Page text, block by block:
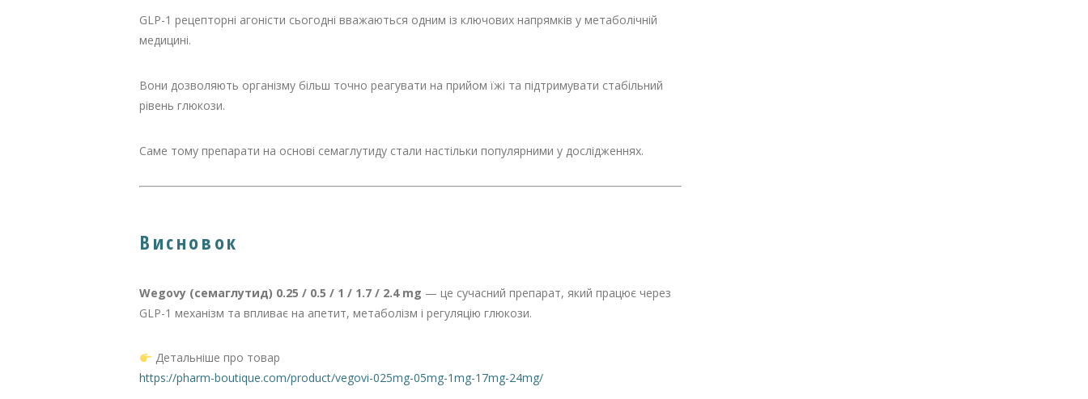
GLP-1 рецепторні агоністи сьогодні вважаються одним із ключових напрямків у метаболічній
медицині.
Вони дозволяють організму більш точно реагувати на прийом їжі та підтримувати стабільний
рівень глюкози.
Саме тому препарати на основі семаглутиду стали настільки популярними у дослідженнях.
Висновок
Wegovy (семаглутид) 0.25 / 0.5 / 1 / 1.7 / 2.4 mg — це сучасний препарат, який працює через
GLP-1 механізм та впливає на апетит, метаболізм і регуляцію глюкози.
Детальніше про товар
https://pharm-boutique.com/product/vegovi-025mg-05mg-1mg-17mg-24mg/